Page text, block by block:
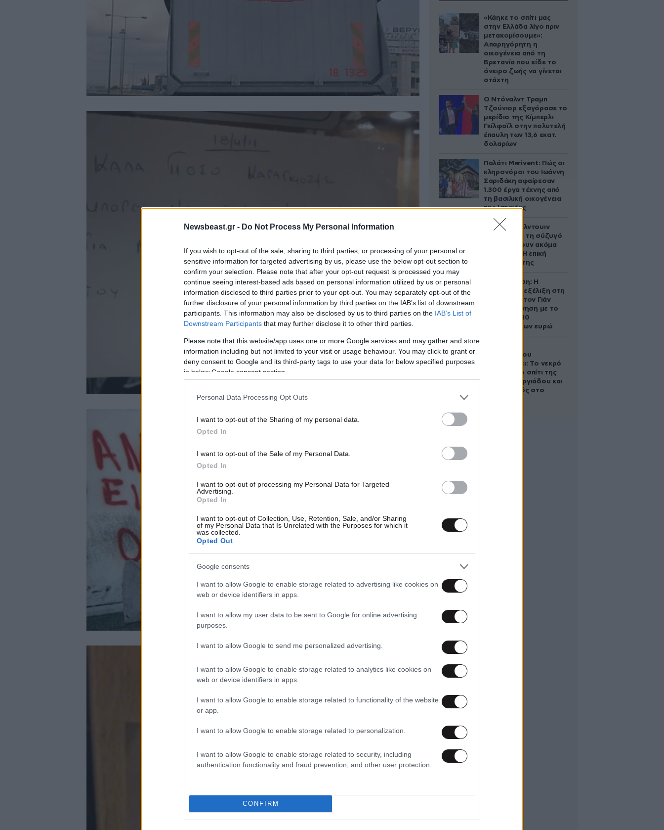
Newsbeast.gr - Do Not Process My Personal Information
If you wish to opt-out of the sale, sharing to third parties, or processing of your personal or
sensitive information for targeted advertising by us, please use the below opt-out section to
confirm your selection. Please note that after your opt-out request is processed you may
continue seeing interest-based ads based on personal information utilized by us or personal
information disclosed to third parties prior to your opt-out. You may separately opt-out of the
further disclosure of your personal information by third parties on the IAB’s list of downstream
participants. This information may also be disclosed by us to third parties on the IAB’s List of
Downstream Participants that may further disclose it to other third parties.
Please note that this website/app uses one or more Google services and may gather and store
information including but not limited to your visit or usage behaviour. You may click to grant or
deny consent to Google and its third-party tags to use your data for below specified purposes
in below Google consent section.
Personal Data Processing Opt Outs
I want to opt-out of the Sharing of my personal data.
Opted In
I want to opt-out of the Sale of my Personal Data.
Opted In
I want to opt-out of processing my Personal Data for Targeted
Advertising.
Opted In
I want to opt-out of Collection, Use, Retention, Sale, and/or Sharing
of my Personal Data that Is Unrelated with the Purposes for which it
was collected.
Opted Out
Google consents
I want to allow Google to enable storage related to advertising like cookies on
web or device identifiers in apps.
I want to allow my user data to be sent to Google for online advertising
purposes.
I want to allow Google to send me personalized advertising.
I want to allow Google to enable storage related to analytics like cookies on
web or device identifiers in apps.
I want to allow Google to enable storage related to functionality of the website
or app.
I want to allow Google to enable storage related to personalization.
I want to allow Google to enable storage related to security, including
authentication functionality and fraud prevention, and other user protection.
CONFIRM
«Κάηκε το σπίτι μας
στην Ελλάδα λίγο πριν
μετακομίσουμε»:
Απαρηγόρητη η
οικογένεια από τη
Βρετανία που είδε το
όνειρο ζωής να γίνεται
στάχτη
Ο Ντόναλντ Τραμπ
Τζούνιορ εξαγόρασε το
μερίδιο της Κίμπερλι
Γκίλφοϊλ στην πολυτελή
έπαυλη των 13,6 εκατ.
δολαρίων
Παλάτι Marivent: Πώς οι
κληρονόμοι του Ιωάννη
Σαριδάκη αφαίρεσαν
1.300 έργα τέχνης από
τη βασιλική οικογένεια
της Ισπανίας
Ο Άλεκ Μπάλντουιν
ζήτησε από τη σύζυγό
του να κάνουν ακόμα
ένα παιδί – Η επική
αντίδρασή της
Αθηνά Ωνάση: Η
απρόσμενη εξέλιξη στη
διαμάχη με τον Γιάν
Τοπς – Η κίνηση με το
άλογο των 10
εκατομμυρίων ευρώ
Τζώρτζογλου
αποκαλύπτει: Το νεκρό
έμβρυο στο σπίτι της
Μαρίας Γεωργιάδου και
ο εγκλεισμός στο